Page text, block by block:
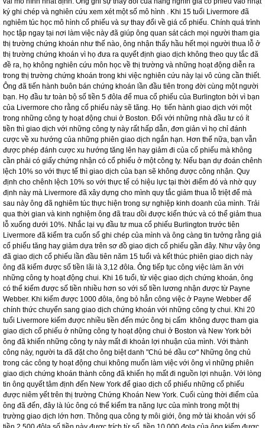
xuất sắc trong môn toán ở trường học và ông thấy rằng được làm việc trong phố
Wall là sự lựa chọn đúng đắn trong con đường nghề nghiệp của ông. Ông là
người có năng khiếu những con số. Khi còn trẻ chỉ trong vòng 1 năm ông đã học
kiến thức của 3 năm ông có khả năng kỳ diệu nhớ giá và những ký hiệu trong
máy điện báo khá tốt khi làm ở Payne Webber ông là người thường quan sát giá
cổ phiếu và khi quan sát ông tập trung chú ý cao độ ông bắt đầu ghi những con
số vào một cuốn sổ ghi chép và sớm nhận thấy những con số này tuân theo một
vài mô hình nhất định. Ông ghi sự thay đổi của hàng nghìn giá cổ phiếu vào nhật
ký ghi chép và nghiên cứu xem xét một số mô hình . Khi 15 tuổi Livermore đã
nghiêm túc học mô hình cổ phiếu và sự thay đổi về giá cổ phiếu. Chính quá trình
học tập ngay tại nơi làm việc này đã giúp ông quan sát cách mọi người tham gia
thị trường chứng khoán như thế nào, ông nhận thấy hầu hết mọi người thua lỗ ở
thị trường chứng khoán vì họ đưa ra quyết định giao dịch không theo quy tắc đã
đề ra, họ không nghiên cứu môn học về thị trường và những hoạt động diễn ra
trong thị trường chứng khoán trong khi việc nghiên cứu này lại vô cùng cần thiết.
Ông đã tiến hành buôn bán chứng khoán lần đầu tiên trong đời cùng một người
bạn. Họ đầu tư toàn bộ số tiền 5 đôla để mua cổ phiếu của Burlington bởi vì bạn
của Livermore cho rằng cổ phiếu này sẽ tăng. Họ tiến hành giao dịch với một
trong những công ty hoạt động chui ở Boston. Đối với những nhà đầu tư có ít
tiền thì giao dịch với những công ty này rất hấp dẫn, đơn giản vì họ chỉ đánh
cược về xu hướng của những phiên giao dịch ngắn hạn. Hơn thế nữa, bạn vẫn
được phép đánh cược xu hướng tăng lên hay giảm đi của cổ phiếu mà không
cần phải có giấy chứng nhận có cổ phiếu ở một công ty. Nếu bạn dự đoán chênh
lệch 10% so với thực tế thì giao dịch của bạn sẽ không được công nhận. Quy
định cho chênh lệch 10% so với thực tế có hiệu lực tại thời điểm đó và nhờ quy
định này mà Livermore đã xây dựng cho mình quy tắc giảm thua lỗ triệt để mà
sau này ông đã nghiêm túc thực hiện trong sự nghiệp kinh doanh của mình. Trải
qua thời gian và kinh nghiệm ông đã trau dồi được kiến thức và có thể giảm thua
lỗ xuống dưới 10%. Nhắc lại vụ đầu tư mua cổ phiếu Burlington trước tiên
Livermore đã kiểm tra cuốn sổ ghi chép của mình và ông càng tin tưởng rằng giá
cổ phiếu tăng hay giảm dựa trên sơ đồ giao dịch cổ phiếu gần đây. Như vậy ông
đã giao dịch cổ phiếu lần đầu tiên năm 15 tuổi và kết thúc phiên giao dịch này
ông đã kiếm được số tiền lãi là 3,12 đôla. Ông tiếp tục công việc làm ăn với
những công ty hoạt động chui. Khi 16 tuổi, từ việc giao dịch chứng khoán, ông
có thể kiếm được số tiền nhiều hơn so với số tiền lương nhận được từ Payne
Webber. Khi kiếm được 1000 đôla, ông bỏ hẳn công việc ở Payne Webber để
chính thức chuyển sang giao dịch chứng khoán với những công ty chui. Khi 20
tuổi Livermore kiếm được nhiều tiền đến mức ông bị cấm không được tham gia
giao dịch cổ phiếu ở những công ty hoạt động chui ở Boston và New York bởi
ông đã khiến những công ty này mất đi khoản lợi nhuận của mình. Với thành